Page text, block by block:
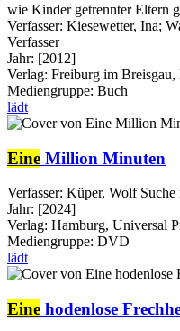
wie Kinder getrennter Eltern
Verfasser: Kiesewetter, Ina;
Verfasser
Jahr: [2012]
Verlag: Freiburg im Breisgau,
Mediengruppe: Buch
lädt
Eine Million Minuten
Verfasser: Küper, Wolf Suche
Jahr: [2024]
Verlag: Hamburg, Universal
Mediengruppe: DVD
lädt
Eine hodenlose